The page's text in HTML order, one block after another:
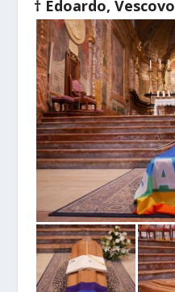
† Edoardo, Vescovo